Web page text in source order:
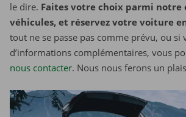
le dire. Faites votre choix parmi notre
véhicules, et réservez votre voiture
tout ne se passe pas comme prévu, ou si
d’informations complémentaires, vous
nous contacter. Nous nous ferons un